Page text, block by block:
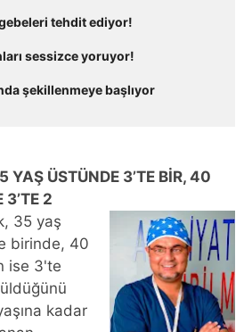
gebeleri tehdit ediyor!
sessizce yoruyor!
şekillenmeye başlıyor
YAŞ ÜSTÜNDE 3’TE BİR, 40
3’TE 2
35 yaş
birinde, 40
ise 3'te
kadar